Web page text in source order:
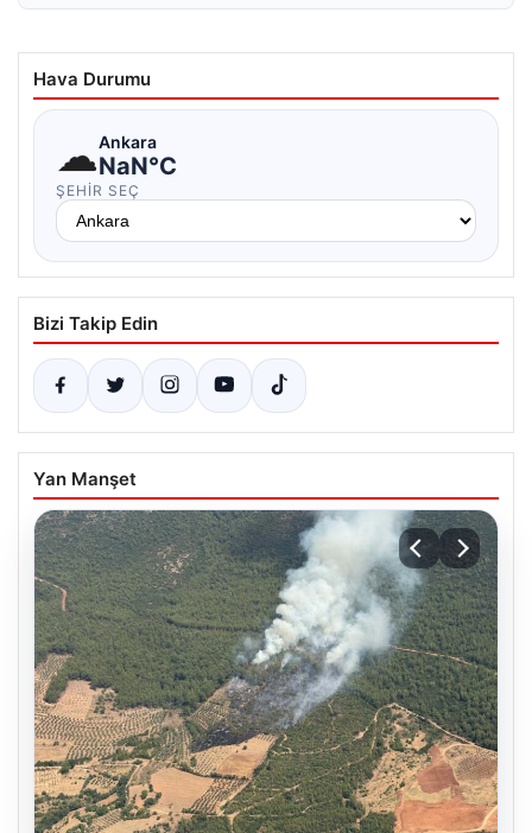
Hava Durumu
☁Ankara
NaN°C
ŞEHIR SEÇ
Bizi Takip Edin
Yan Manşet